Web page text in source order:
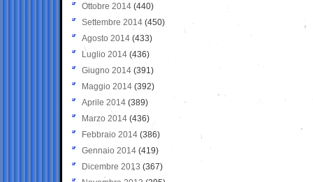
Ottobre 2014 (440)
Settembre 2014 (450)
Agosto 2014 (433)
Luglio 2014 (436)
Giugno 2014 (391)
Maggio 2014 (392)
Aprile 2014 (389)
Marzo 2014 (436)
Febbraio 2014 (386)
Gennaio 2014 (419)
Dicembre 2013 (367)